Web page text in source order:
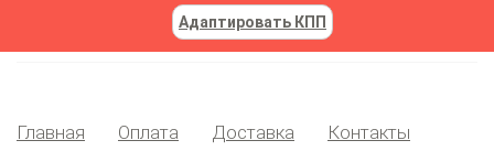
Адаптировать КПП
Главная Оплата Доставка
Контакты